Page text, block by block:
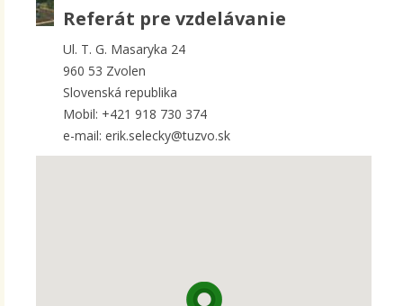
Referát pre vzdelávanie
Ul. T. G. Masaryka 24
960 53 Zvolen
Slovenská republika
Mobil: +421 918 730 374
e-mail: erik.selecky@tuzvo.sk